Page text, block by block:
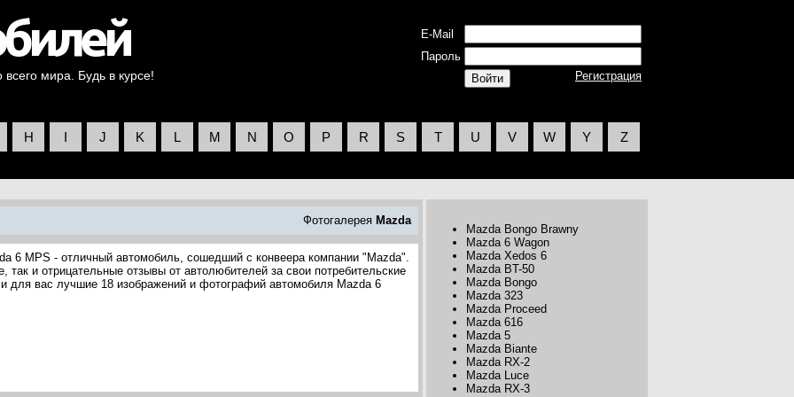
мира. Будь в курсе!
E-Mail
Пароль
Регистрация
H I J K L M N O P R S T U V W Y Z
Фотогалерея Mazda
6 MPS - отличный автомобиль, сошедший с конвеера компании "Mazda".
и отрицательные отзывы от автолюбителей за свои потребительские
для вас лучшие 18 изображений и фотографий автомобиля Mazda 6
Mazda Bongo Brawny
Mazda 6 Wagon
Mazda Xedos 6
Mazda BT-50
Mazda Bongo
Mazda 323
Mazda Proceed
Mazda 616
Mazda 5
Mazda Biante
Mazda RX-2
Mazda Luce
Mazda RX-3